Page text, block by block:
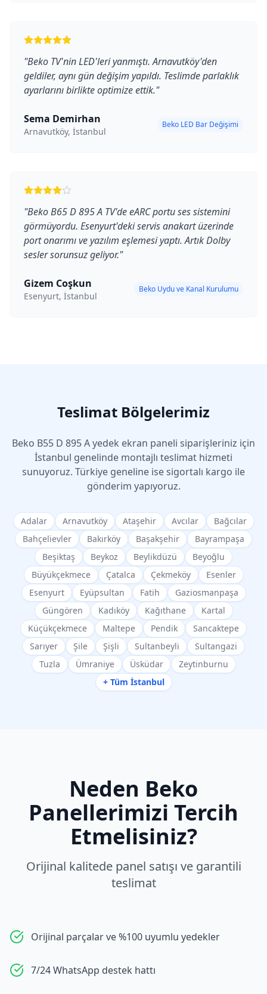
"Beko TV'nin LED'leri yanmıştı. Arnavutköy'den
geldiler, aynı gün değişim yapıldı. Teslimde parlaklık
ayarlarını birlikte optimize ettik."
Sema Demirhan
Arnavutköy, İstanbul
Beko LED Bar Değişimi
"Beko B65 D 895 A TV'de eARC portu ses sistemini
görmüyordu. Esenyurt'deki servis anakart üzerinde
port onarımı ve yazılım eşlemesi yaptı. Artık Dolby
sesler sorunsuz geliyor."
Gizem Coşkun
Esenyurt, İstanbul
Beko Uydu ve Kanal Kurulumu
Teslimat Bölgelerimiz
Beko B55 D 895 Ayedek ekran paneli siparişleriniz için
İstanbul genelinde montajlı teslimat hizmeti
sunuyoruz. Türkiye geneline ise sigortalı kargo ile
gönderim yapıyoruz.
Adalar Arnavutköy Ataşehir Avcılar
Bağcılar
Bahçelievler
Bakırköy Başakşehir
Bayrampaşa
Beşiktaş
Beykoz Beylikdüzü
Beyoğlu
Büyükçekmece
Çatalca Çekmeköy
Esenler
Esenyurt
Eyüpsultan Fatih
Gaziosmanpaşa
Güngören
Kadıköy Kağıthane
Kartal
Küçükçekmece
Maltepe Pendik
Sancaktepe
Sarıyer
Şile Şişli Sultanbeyli
Sultangazi
Tuzla
Ümraniye Üsküdar
Zeytinburnu
+ Tüm İstanbul
Neden Beko
Panellerimizi Tercih
Etmelisiniz?
Orijinal kalitede panel satışı ve garantili
teslimat
Orijinal parçalar ve %100 uyumlu yedekler
7/24 WhatsApp destek hattı